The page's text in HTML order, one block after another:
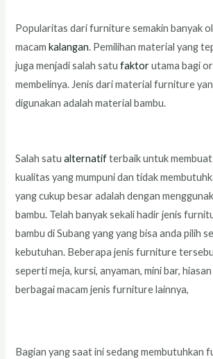
Popularitas dari furniture semakin banyak
macamkalangan. Pemilihan material yang
juga menjadi salah satufaktorutama bagi
membelinya. Jenis dari material furniture
digunakan adalah material bambu.
Salah satualternatifterbaik untuk
kualitas yang mumpuni dan tidak
yang cukup besar adalah dengan
bambu. Telah banyak sekali hadir jenis
bambu di Subang yang yang bisa anda pilih
kebutuhan. Beberapa jenis furniture
seperti meja, kursi, anyaman, mini bar,
berbagai macam jenis furniture lainnya,
Bagian yang saat ini sedang membutuhkan